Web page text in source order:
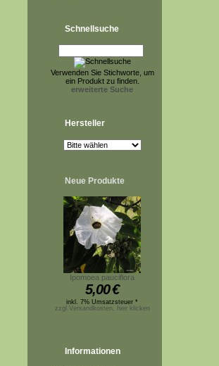
Schnellsuche
Verwenden Sie Stichworte, um
ein Produkt zu finden.
erweiterte Suche
Hersteller
Neue Produkte
Ipomoea pauciflora
5,00€
inkl. 7% Umsatzsteuer *
zzgl.Versandkosten, hier klicken
Informationen